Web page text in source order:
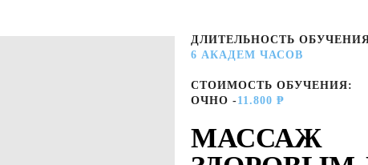
ДЛИТЕЛЬНОСТЬ
6 АКАДЕМ ЧАСОВ
СТОИМОСТЬ ОБУЧЕНИЯ:
ОЧНО -11.800 ₱
МАССАЖ